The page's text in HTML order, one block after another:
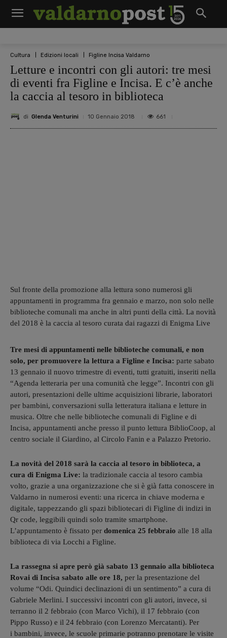
Cultura Edizioni locali Figline Incisa Valdarno
Letture e incontri con gli autori: tre mesi
di eventi fra Figline e Incisa. E c’è anche
la caccia al tesoro in biblioteca
di Glenda Venturini 10 Gennaio 2018 661
Sul fronte della promozione alla lettura sono numerosi gli
appuntamenti in programma fra gennaio e marzo, non solo nelle
biblioteche comunali ma anche in altri punti della città. La novità
del 2018 è la caccia al tesoro curata dai ragazzi di Enigma Live
Tre mesi di appuntamenti nelle biblioteche comunali, e non
solo, per promuovere la lettura a Figline e Incisa: parte sabato
13 gennaio il nuovo trimestre di eventi, tutti gratuiti, inseriti nella
“Agenda letteraria per una comunità che legge”. Incontri con gli
autori, presentazioni delle ultime acquisizioni librarie, laboratori
per bambini, conversazioni sulla letteratura italiana e letture in
musica. Oltre che nelle biblioteche comunali di Figline e di
Incisa, appuntamenti anche presso il punto lettura BiblioCoop, al
centro sociale il Giardino, al Circolo Fanin e a Palazzo Pretorio.
La novità del 2018 sarà la caccia al tesoro in biblioteca, a
cura di Enigma Live: la tradizionale caccia al tesoro cambia
volto, grazie a una organizzazione che si è già fatta conoscere in
Valdarno in numerosi eventi: una ricerca in chiave moderna e
digitale, tappezzando gli spazi bibliotecari di Figline di indizi in
Qr code, leggibili quindi solo tramite smartphone.
L’appuntamento è fissato per domenica 25 febbraio alle 18 alla
biblioteca di via Locchi a Figline.
La rassegna si apre però già sabato 13 gennaio alla biblioteca
Rovai di Incisa sabato alle ore 18, per la presentazione del
volume “Odi. Quindici declinazioni di un sentimento” a cura di
Gabriele Merlini. I successivi incontri con gli autori, invece, si
terranno il 2 febbraio (con Marco Vichi), il 17 febbraio (con
Pippo Russo) e il 24 febbraio (con Lorenzo Mercatanti). Per
i bambini, invece, le scuole primarie potranno prenotare le visite